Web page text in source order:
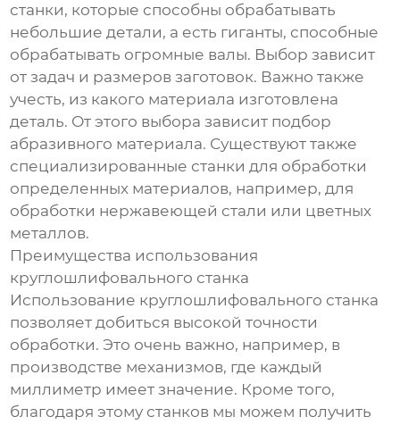
станки, которые способны обрабатывать
небольшие детали, а есть гиганты, способные
обрабатывать огромные валы. Выбор зависит
от задач и размеров заготовок. Важно также
учесть, из какого материала изготовлена
деталь. От этого выбора зависит подбор
абразивного материала. Существуют также
специализированные станки для обработки
определенных материалов, например, для
обработки нержавеющей стали или цветных
металлов.
Преимущества использования
круглошлифовального станка
Использование круглошлифовального станка
позволяет добиться высокой точности
обработки. Это очень важно, например, в
производстве механизмов, где каждый
миллиметр имеет значение. Кроме того,
благодаря этому станков мы можем получить